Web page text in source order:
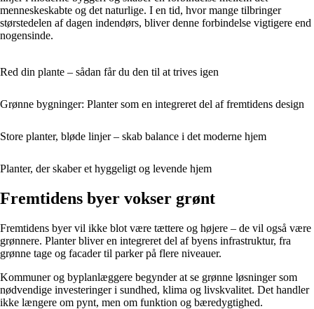
menneskeskabte og det naturlige. I en tid, hvor mange tilbringer
størstedelen af dagen indendørs, bliver denne forbindelse vigtigere end
nogensinde.
Red din plante – sådan får du den til at trives igen
Grønne bygninger: Planter som en integreret del af fremtidens design
Store planter, bløde linjer – skab balance i det moderne hjem
Planter, der skaber et hyggeligt og levende hjem
Fremtidens byer vokser grønt
Fremtidens byer vil ikke blot være tættere og højere – de vil også være
grønnere. Planter bliver en integreret del af byens infrastruktur, fra
grønne tage og facader til parker på flere niveauer.
Kommuner og byplanlæggere begynder at se grønne løsninger som
nødvendige investeringer i sundhed, klima og livskvalitet. Det handler
ikke længere om pynt, men om funktion og bæredygtighed.